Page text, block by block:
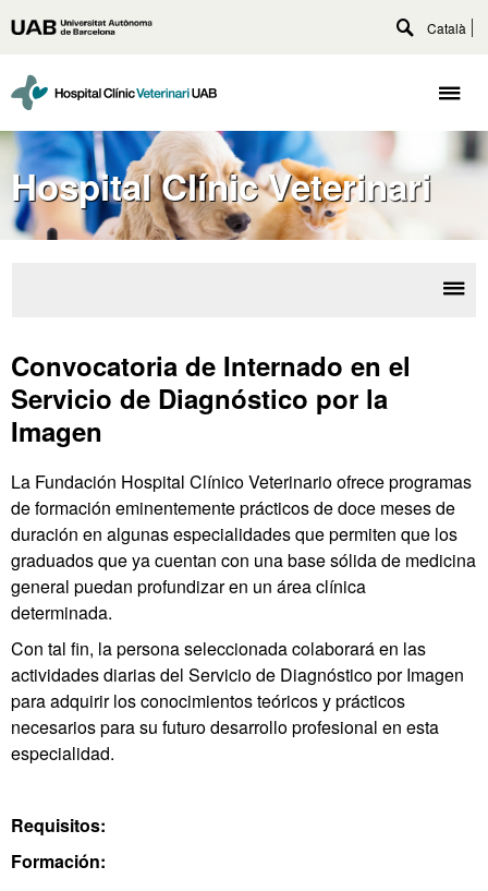
al
principal
Universitat
de
Barcelona
Despliega
Català
Hospital Clínic Veterinari
Convocatoria de Internado en el
Servicio de Diagnóstico por la
Imagen
La Fundación Hospital Clínico Veterinario ofrece programas
de formación eminentemente prácticos de doce meses de
duración en algunas especialidades que permiten que los
graduados que ya cuentan con una base sólida de medicina
general puedan profundizar en un área clínica
determinada.
Con tal fin, la persona seleccionada colaborará en las
actividades diarias del Servicio de Diagnóstico por Imagen
para adquirir los conocimientos teóricos y prácticos
necesarios para su futuro desarrollo profesional en esta
especialidad.
Requisitos:
Formación: